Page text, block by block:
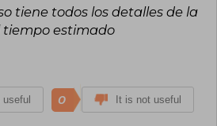
tiene todos los detalles de la
tiempo estimado
0 It is not useful